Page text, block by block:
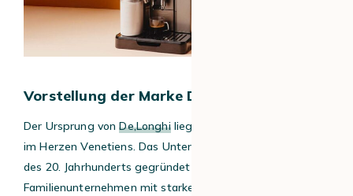
Vorstellung der Marke De’Longhi
Der Ursprung vonDe‚Longhi liegt im italienischen Treviso,
im Herzen Venetiens. Das Unternehmen wurde Anfang
des 20. Jahrhunderts gegründet und ist bis heute ein
Familienunternehmen mit starker italienischer Identität.